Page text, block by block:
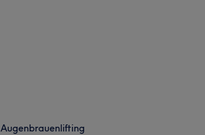
Augenbrauenlifting